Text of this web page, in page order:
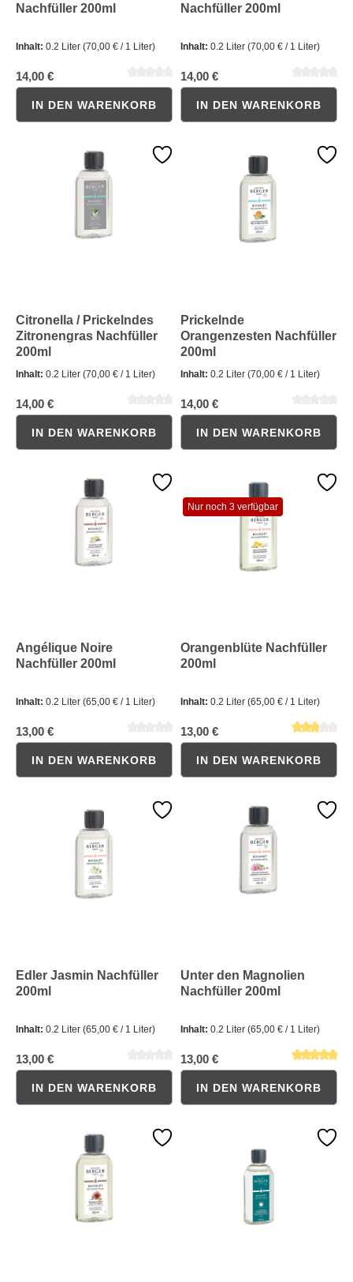
Nachfüller 200ml
Inhalt: 0.2 Liter (70,00 € / 1 Liter)
14,00 €
Durchschnittliche Bewertung von 0 von 5 Sternen
IN DEN WARENKORB
Nachfüller 200ml
Inhalt: 0.2 Liter (70,00 € / 1 Liter)
14,00 €
Durchschnittliche Bewertung
IN DEN WARENKORB
Citronella / Prickelndes
Zitronengras Nachfüller
200ml
Inhalt: 0.2 Liter (70,00 € / 1 Liter)
14,00 €
IN DEN WARENKORB
Prickelnde
Orangenzesten Nachfüller
200ml
Inhalt: 0.2 Liter (70,00 € / 1 Liter)
14,00 €
IN DEN WARENKORB
Angélique Noire
Nachfüller 200ml
Inhalt: 0.2 Liter (65,00 € / 1 Liter)
13,00 €
Durchschnittliche Bewertung von 0 von 5 Sternen
IN DEN WARENKORB
Nur noch 3 verfügbar
Orangenblüte Nachfüller
200ml
Inhalt: 0.2 Liter (65,00 € / 1 Liter)
13,00 €
Durchschnittliche Bewertung
IN DEN WARENKORB
Edler Jasmin Nachfüller
200ml
Inhalt: 0.2 Liter (65,00 € / 1 Liter)
13,00 €
IN DEN WARENKORB
Unter den Magnolien
Nachfüller 200ml
Inhalt: 0.2 Liter (65,00 € / 1 Liter)
13,00 €
IN DEN WARENKORB